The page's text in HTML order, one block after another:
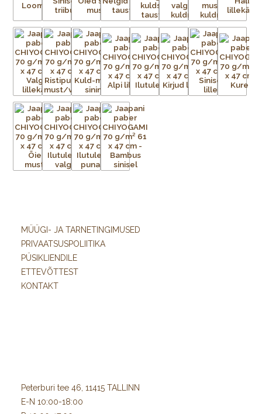
eemaldamiseks kasutatakse raaklit. Värv kuivab ja kinnistub
esemele kuivatustunnelis või lihtsalt õhu käes. Trükivärvid
segatakse iga prindi jaoks eritellimusel, nii et mõnikord ei ole
värvid täpselt sellised nagu eelmisel partiil. Pärast värvi
pealekandmist paber kuivatatakse. Protsessi korratakse iga
värvi puhul – kolm kuni 15 korda – kuni mustrid on täielikult
trükitud.
MÜÜGI- JA TARNETINGIMUSED
PRIVAATSUSPOLIITIKA
PÜSIKLIENDILE
ETTEVÕTTEST
KONTAKT
Peterburi tee 46, 11415 TALLINN
E-N 10:00-18:00